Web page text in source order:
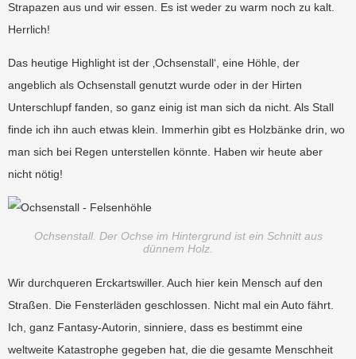
Strapazen aus und wir essen. Es ist weder zu warm noch zu kalt.
Herrlich!
Das heutige Highlight ist der ‚Ochsenstall‘, eine Höhle, der
angeblich als Ochsenstall genutzt wurde oder in der Hirten
Unterschlupf fanden, so ganz einig ist man sich da nicht. Als Stall
finde ich ihn auch etwas klein. Immerhin gibt es Holzbänke drin, wo
man sich bei Regen unterstellen könnte. Haben wir heute aber
nicht nötig!
Ochsenstall. Der Ochse im Hintergrund ist ein Schnitt aus
dünnem Holz.
Wir durchqueren Erckartswiller. Auch hier kein Mensch auf den
Straßen. Die Fensterläden geschlossen. Nicht mal ein Auto fährt.
Ich, ganz Fantasy-Autorin, sinniere, dass es bestimmt eine
weltweite Katastrophe gegeben hat, die die gesamte Menschheit